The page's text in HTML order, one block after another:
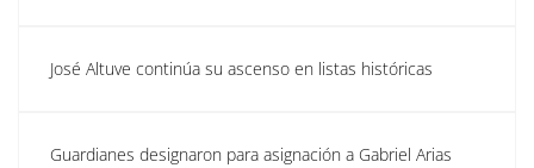
José Altuve continúa su ascenso en listas históricas
Guardianes designaron para asignación a Gabriel Arias